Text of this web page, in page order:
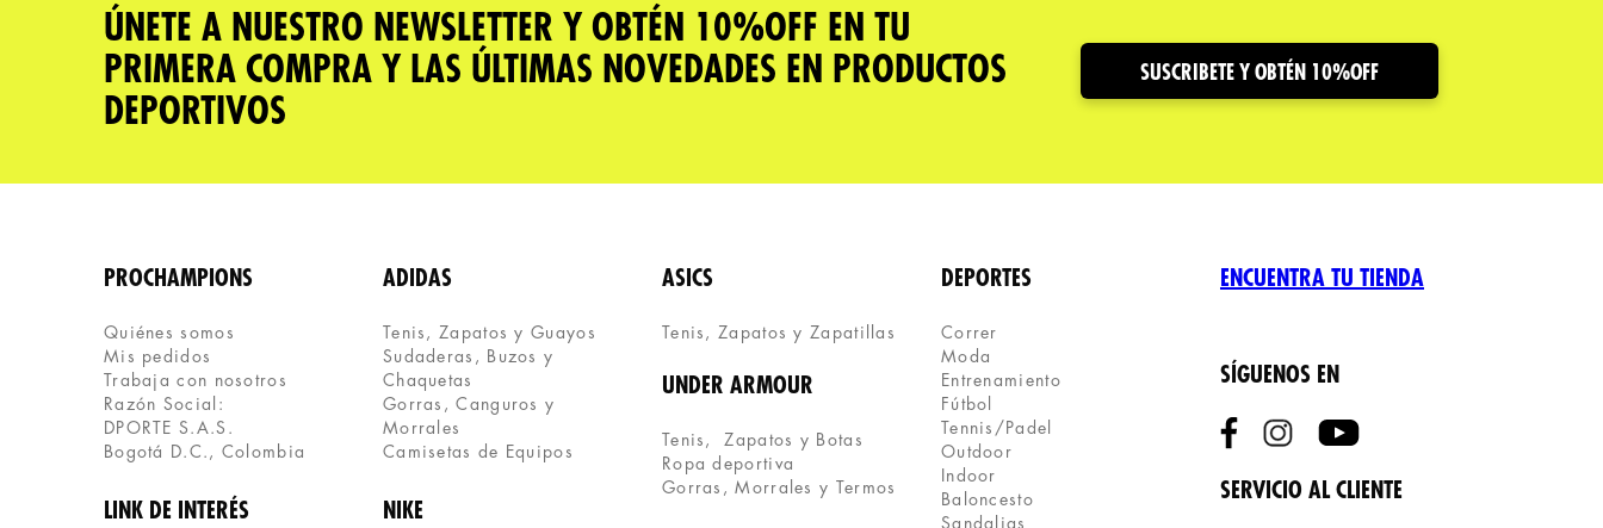
ÚNETE A NUESTRO NEWSLETTER Y OBTÉN 10%OFF EN TU
PRIMERA COMPRA Y LAS ÚLTIMAS NOVEDADES EN PRODUCTOS
DEPORTIVOS
SUSCRIBETE Y OBTÉN 10%OFF
PROCHAMPIONS
Quiénes somos
Mis pedidos
Trabaja con nosotros
Razón Social:
DPORTE S.A.S.
Bogotá D.C., Colombia
LINK DE INTERÉS
ADIDAS
Tenis, Zapatos y Guayos
Sudaderas, Buzos y
Chaquetas
Gorras, Canguros y
Morrales
Camisetas de Equipos
NIKE
ASICS
Tenis, Zapatos y Zapatillas
UNDER ARMOUR
Tenis,  Zapatos y Botas
Ropa deportiva
Gorras, Morrales y Termos
DEPORTES
Correr
Moda
Entrenamiento
Fútbol
Tennis/Padel
Outdoor
Indoor
Baloncesto
Sandalias
ENCUENTRA TU TIENDA
SÍGUENOS EN
SERVICIO AL CLIENTE